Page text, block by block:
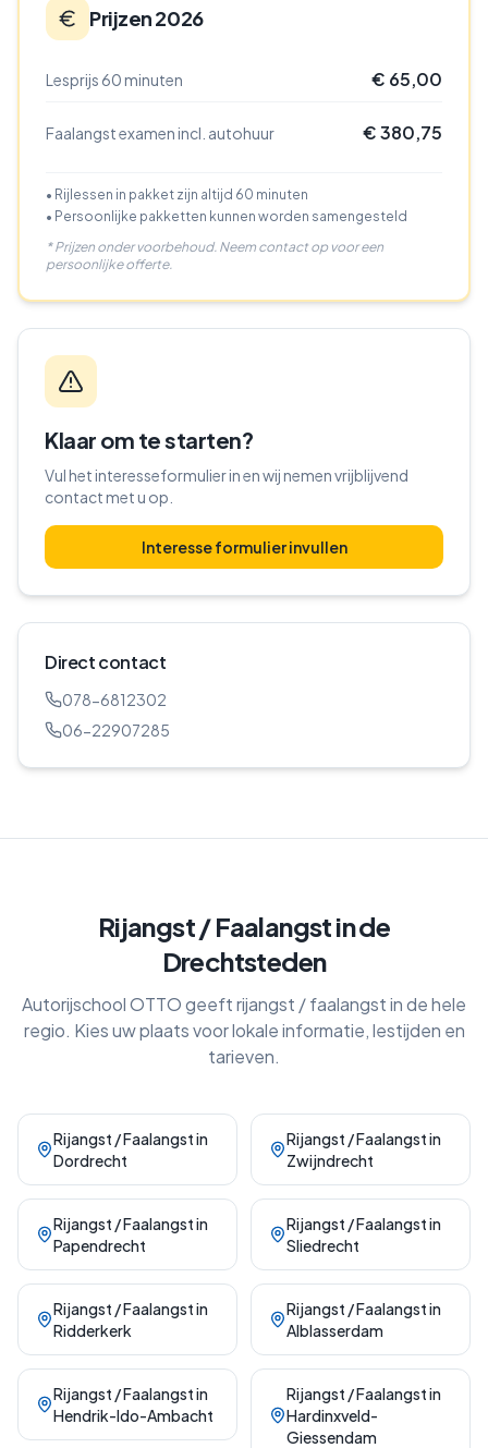
Prijzen 2026
Lesprijs 60 minuten € 65,00
Faalangst examen incl. autohuur € 380,75
• Rijlessen in pakket zijn altijd 60 minuten
• Persoonlijke pakketten kunnen worden samengesteld
* Prijzen onder voorbehoud. Neem contact op voor een
persoonlijke offerte.
Klaar om te starten?
Vul het interesseformulier in en wij nemen vrijblijvend
contact met u op.
Interesse formulier invullen
Direct contact
078-6812302
06-22907285
Rijangst / Faalangstin de
Drechtsteden
Autorijschool OTTO geeftrijangst / faalangstin de hele
regio. Kies uw plaats voor lokale informatie, lestijden en
tarieven.
Rijangst / Faalangstin
Dordrecht
Rijangst / Faalangstin
Zwijndrecht
Rijangst / Faalangstin
Papendrecht
Rijangst / Faalangstin
Sliedrecht
Rijangst / Faalangstin
Ridderkerk
Rijangst / Faalangstin
Alblasserdam
Rijangst / Faalangstin
Hendrik-Ido-Ambacht
Rijangst / Faalangstin
Hardinxveld-
Giessendam